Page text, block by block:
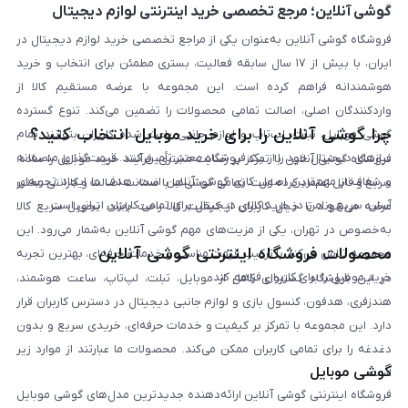
گوشی آنلاین؛ مرجع تخصصی خرید اینترنتی لوازم دیجیتال
فروشگاه گوشی آنلاین به‌عنوان یکی از مراجع تخصصی خرید لوازم دیجیتال در
ایران، با بیش از ۱۷ سال سابقه فعالیت، بستری مطمئن برای انتخاب و خرید
هوشمندانه فراهم کرده است. این مجموعه با عرضه مستقیم کالا از
واردکنندگان اصلی، اصالت تمامی محصولات را تضمین می‌کند. تنوع گسترده
گوشی موبایل، تبلت، لپ‌تاپ و لوازم جانبی باعث شده کاربران بتوانند تمام
نیازهای دیجیتال خود را از یک فروشگاه معتبر تأمین کنند. قیمت‌گذاری منصفانه
و شفاف از مهم‌ترین اصول کاری گوشی آنلاین است. هدف ما ایجاد تجربه‌ای
آسان، سریع و امن در خرید کالای دیجیتال برای تمامی کاربران ایرانی است.
چرا گوشی آنلاین را برای خرید موبایل انتخاب کنید؟
فروشگاه گوشی آنلاین با تمرکز بر رضایت مشتری، فرآیند خرید موبایل را ساده،
سریع و قابل اعتماد کرده است. تمامی گوشی‌ها با ضمانت اصالت و گارانتی معتبر
عرضه می‌شوند تا خیال کاربران از کیفیت کالا راحت باشد. تحویل سریع کالا
به‌خصوص در تهران، یکی از مزیت‌های مهم گوشی آنلاین به‌شمار می‌رود. این
مجموعه تلاش می‌کند با ترکیب قیمت مناسب و خدمات حرفه‌ای، بهترین تجربه
خرید موبایل را برای کاربران فراهم کند.
محصولات فروشگاه اینترنتی گوشی آنلاین
در این فروشگاه گستره‌ای کامل از موبایل، تبلت، لپ‌تاپ، ساعت هوشمند،
هندزفری، هدفون، کنسول بازی و لوازم جانبی دیجیتال در دسترس کاربران قرار
دارد. این مجموعه با تمرکز بر کیفیت و خدمات حرفه‌ای، خریدی سریع و بدون
دغدغه را برای تمامی کاربران ممکن می‌کند. محصولات ما عبارتند از موارد زیر
است:
گوشی موبایل
فروشگاه اینترنتی گوشی آنلاین ارائه‌دهنده جدیدترین مدل‌های گوشی موبایل